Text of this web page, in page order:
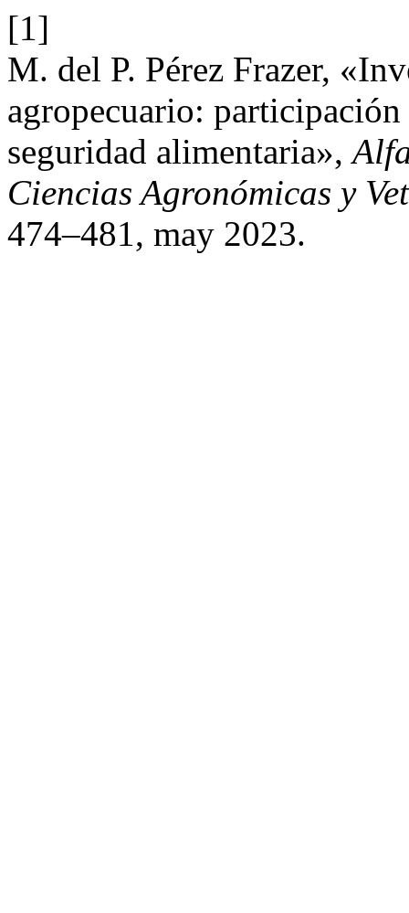
[1]
M. del P. Pérez Frazer,
agropecuario:
seguridad alimentaria»,
Ciencias Agronómicas y
474–481, may 2023.